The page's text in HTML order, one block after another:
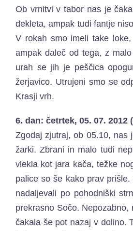
Ob vrnitvi v tabor nas je
dekleta, ampak tudi fantje
V rokah smo imeli take
ampak daleč od tega, z
urah se jih je peščica
žerjavico. Utrujeni smo se
Krasji vrh.
6. dan: četrtek, 05. 07.
Zgodaj zjutraj, ob 05.10, nas
žarki. Zbrani in malo tudi
vlekla kot jara kača, težke
palice so še kako prav
nadaljevali po pohodniški
prekrasno Sočo.
čakala še pot nazaj v dolino.